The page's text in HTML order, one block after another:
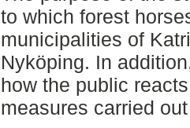
to which forest
municipalities of
Nyköping. In
how the public
measures carried